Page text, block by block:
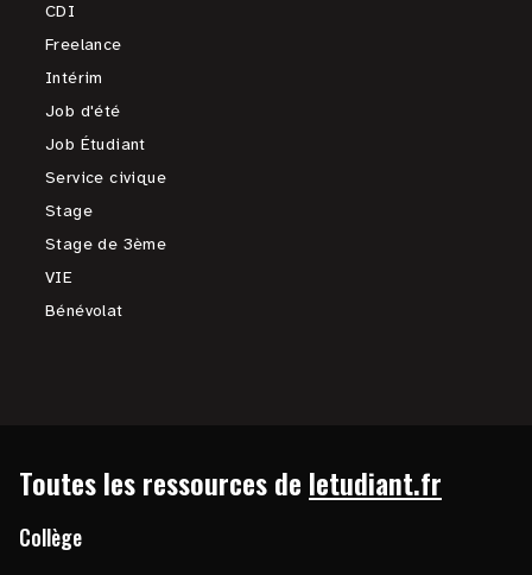
CDI
Freelance
Intérim
Job d'été
Job Étudiant
Service civique
Stage
Stage de 3ème
VIE
Bénévolat
Toutes les ressources de letudiant.fr
Collège